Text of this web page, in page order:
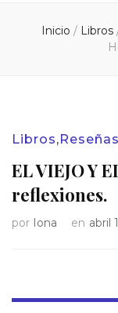
Inicio / Libros
Libros,Reseñas
EL VIEJO Y
reflexiones.
por Iona en abril